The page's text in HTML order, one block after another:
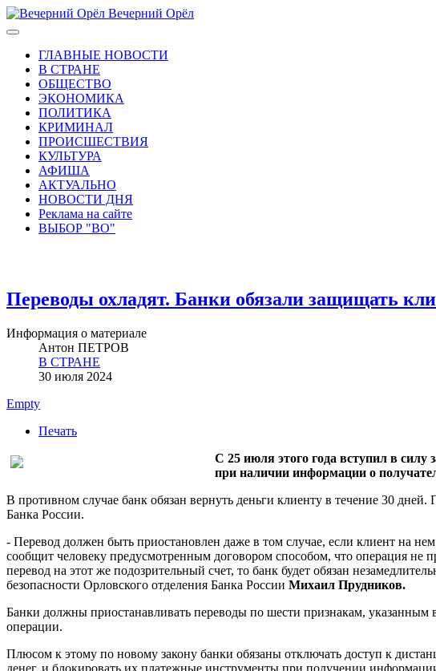
Вечерний Орёл
ГЛАВНЫЕ НОВОСТИ
В СТРАНЕ
ОБЩЕСТВО
ЭКОНОМИКА
ПОЛИТИКА
КРИМИНАЛ
ПРОИСШЕСТВИЯ
КУЛЬТУРА
АФИША
АКТУАЛЬНО
НОВОСТИ ДНЯ
Реклама на сайте
ВЫБОР "ВО"
Переводы охладят. Банки обязали защищать
Информация о материале
Антон ПЕТРОВ
В СТРАНЕ
30 июля 2024
Empty
Печать
С 25 июля этого года вступил в
при наличии информации о
В противном случае банк обязан вернуть деньги клиенту в течение 30
Банка России.
- Перевод должен быть приостановлен даже в том случае, если клиент на
сообщит человеку предусмотренным договором способом, что операция не
перевод на этот же подозрительный счет, то банк будет обязан
безопасности Орловского отделения Банка России Михаил Прудников.
Банки должны приостанавливать переводы по шести признакам,
операции.
Плюсом к этому по новому закону банки обязаны отключать доступ к
денег, и блокировать их платежные инструменты при получении